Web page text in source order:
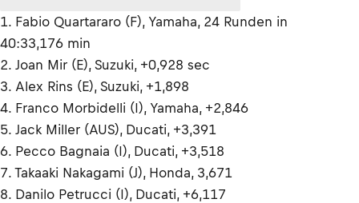
1. Fabio Quartararo (F), Yamaha, 24 Runden in
40:33,176 min
2. Joan Mir (E), Suzuki, +0,928 sec
3. Alex Rins (E), Suzuki, +1,898
4. Franco Morbidelli (I), Yamaha, +2,846
5. Jack Miller (AUS), Ducati, +3,391
6. Pecco Bagnaia (I), Ducati, +3,518
7. Takaaki Nakagami (J), Honda, 3,671
8. Danilo Petrucci (I), Ducati, +6,117